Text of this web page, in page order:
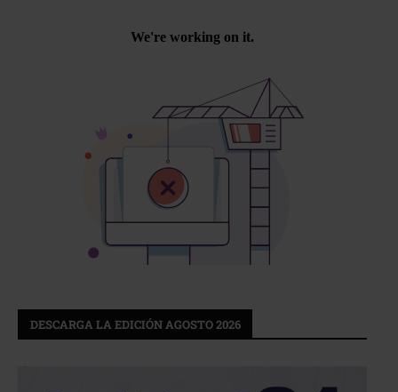
DESCARGA LA EDICIÓN AGOSTO 2026